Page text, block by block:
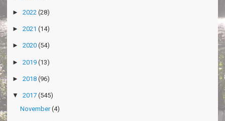
► 2022 (28)
► 2021 (14)
► 2020 (54)
► 2019 (13)
► 2018 (96)
▼ 2017 (545)
November(4)